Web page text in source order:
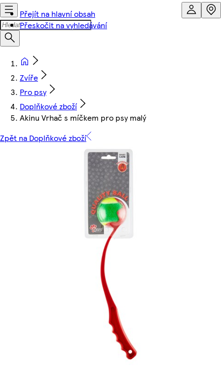
Přejít na hlavní obsah
Přeskočit na vyhledávání
Zvíře
Pro psy
Doplňkové zboží
Akinu Vrhač s míčkem pro psy malý
Zpět na Doplňkové zboží